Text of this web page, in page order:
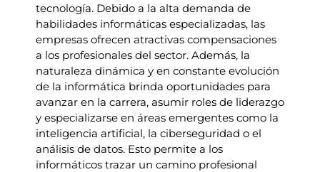
tecnología. Debido a la alta demanda de
habilidades informáticas especializadas, las
empresas ofrecen atractivas compensaciones
a los profesionales del sector. Además, la
naturaleza dinámica y en constante evolución
de la informática brinda oportunidades para
avanzar en la carrera, asumir roles de liderazgo
y especializarse en áreas emergentes como la
inteligencia artificial, la ciberseguridad o el
análisis de datos. Esto permite a los
informáticos trazar un camino profesional